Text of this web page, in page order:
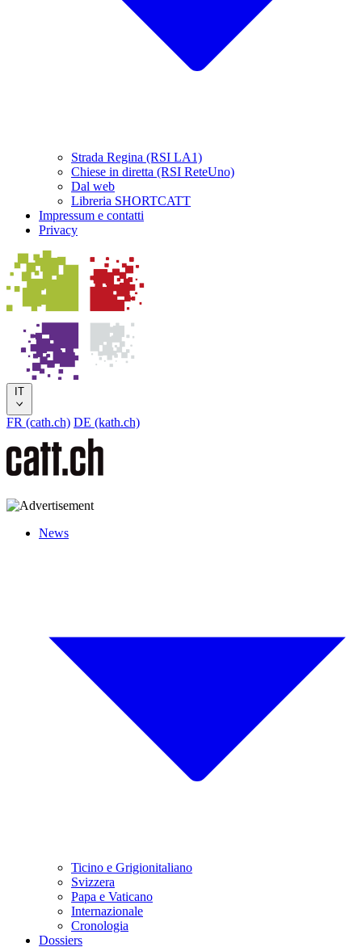
Strada Regina (RSI LA1)
Chiese in diretta (RSI ReteUno)
Dal web
Libreria SHORTCATT
Impressum e contatti
Privacy
IT
FR (cath.ch) DE (kath.ch)
News
Ticino e Grigionitaliano
Svizzera
Papa e Vaticano
Internazionale
Cronologia
Dossiers